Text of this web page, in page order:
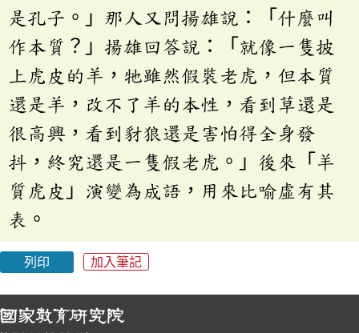
是孔子。」那人又問揚雄說：「什麼叫
作本質？」揚雄回答說：「就像一隻披
上虎皮的羊，牠雖然假裝老虎，但本質
還是羊，改不了羊的本性，看到草還是
很高興，看到豺狼還是害怕得全身發
抖，終究還是一隻假老虎。」後來「羊
質虎皮」演變為成語，用來比喻虛有其
表。
列印 加入筆記